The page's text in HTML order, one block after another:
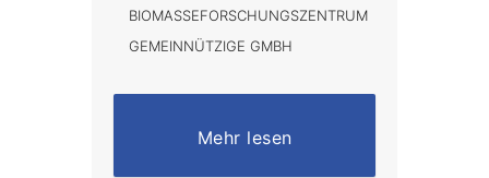
BIOMASSEFORSCHUNGSZENTRUM
GEMEINNÜTZIGE GMBH
Mehr lesen